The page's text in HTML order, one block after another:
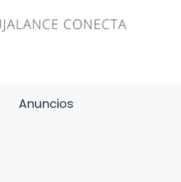
Anuncios